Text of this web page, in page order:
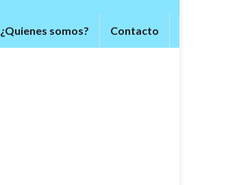
¿Quienes somos? Contacto